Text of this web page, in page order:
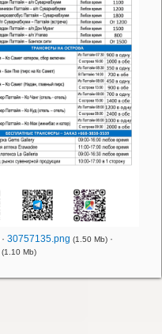
· 30757135.png (1.50 Mb) ·
(1.10 Mb)